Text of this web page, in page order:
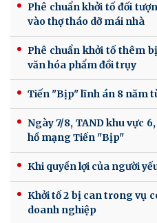
Phê chuẩn khởi tố đối
vào thợ tháo dỡ mái nhà
Phê chuẩn khởi tố thêm
văn hóa phẩm đồi trụy
Tiến "Bịp" lĩnh án 8 năm
Ngày 7/8, TAND khu vực
hồ mạng Tiến "Bịp"
Khi quyền lợi của người
Khởi tố 2 bị can trong vụ
doanh nghiệp